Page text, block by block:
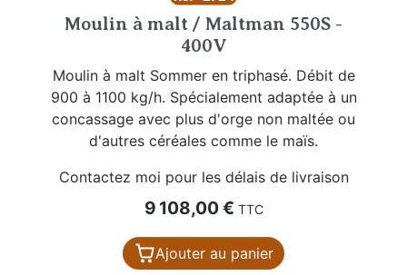
Moulin à malt / Maltman 550S -
400V
Moulin à malt Sommer en triphasé. Débit de
900 à 1100 kg/h. Spécialement adaptée à un
concassage avec plus d'orge non maltée ou
d'autres céréales comme le maïs.
Contactez moi pour les délais de livraison
Prix
9 108,00 € TTC
Ajouter au panier